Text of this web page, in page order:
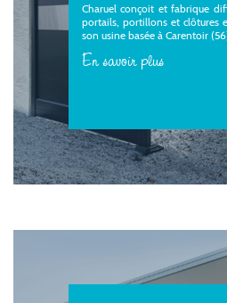
Charuel conçoit et fabrique
portails, portillons et clôtures
son usine basée à Carentoir
En savoir plus